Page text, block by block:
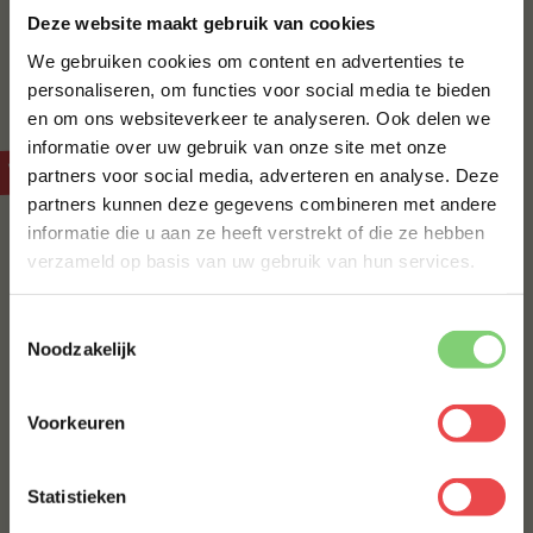
Deze website maakt gebruik van cookies
We gebruiken cookies om content en advertenties te
personaliseren, om functies voor social media te bieden
en om ons websiteverkeer te analyseren. Ook delen we
informatie over uw gebruik van onze site met onze
partners voor social media, adverteren en analyse. Deze
partners kunnen deze gegevens combineren met andere
informatie die u aan ze heeft verstrekt of die ze hebben
verzameld op basis van uw gebruik van hun services.
Noodzakelijk
Voorkeuren
Statistieken
gewoon een lekker broodje wilt, bij BBQuality bestel
bestel eenvoudig online.
Veelgestelde vragen over rosbief
Wat is het verschil tussen rosbief en rundermuis?
Kan ik rosbief ook koud serveren?
Wat is de ideale kerntemperatuur voor rosbief?
Hoe lang moet rosbief rusten na bereiding?
10% korting op je
eerste bestelling*
Schrijf je in voor onze nieuwsbrief en ontvang direct
10% korting op jouw eerste bestelling.
ACHTERNAAM